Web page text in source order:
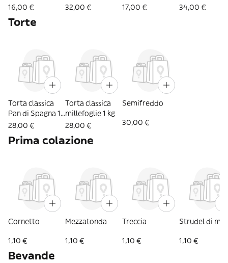
mignon 500 g
16,00 €
mignon 1 kg
32,00 €
500 g
17,00 €
kg
34,00 €
Torte
Torta classica
Pan di Spagna 1
kg
28,00 €
Torta classica
millefoglie 1 kg
28,00 €
Semifreddo
30,00 €
Prima colazione
Cornetto
1,10 €
Mezzatonda
1,10 €
Treccia
1,10 €
Strudel di
1,10 €
Bevande